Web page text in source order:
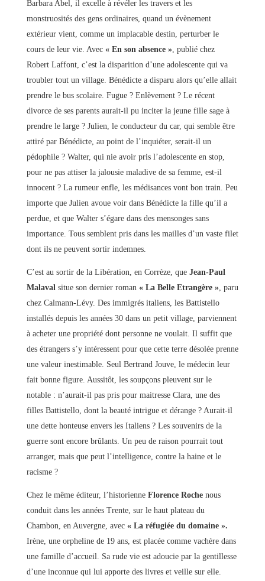
Barbara Abel, il excelle à révéler les travers et les
monstruosités des gens ordinaires, quand un évènement
extérieur vient, comme un implacable destin, perturber le
cours de leur vie. Avec « En son absence », publié chez
Robert Laffont, c’est la disparition d’une adolescente qui va
troubler tout un village. Bénédicte a disparu alors qu’elle allait
prendre le bus scolaire. Fugue ? Enlèvement ? Le récent
divorce de ses parents aurait-il pu inciter la jeune fille sage à
prendre le large ? Julien, le conducteur du car, qui semble être
attiré par Bénédicte, au point de l’inquiéter, serait-il un
pédophile ? Walter, qui nie avoir pris l’adolescente en stop,
pour ne pas attiser la jalousie maladive de sa femme, est-il
innocent ? La rumeur enfle, les médisances vont bon train. Peu
importe que Julien avoue voir dans Bénédicte la fille qu’il a
perdue, et que Walter s’égare dans des mensonges sans
importance. Tous semblent pris dans les mailles d’un vaste filet
dont ils ne peuvent sortir indemnes.
C’est au sortir de la Libération, en Corrèze, que Jean-Paul
Malaval situe son dernier roman « La Belle Etrangère », paru
chez Calmann-Lévy. Des immigrés italiens, les Battistello
installés depuis les années 30 dans un petit village, parviennent
à acheter une propriété dont personne ne voulait. Il suffit que
des étrangers s’y intéressent pour que cette terre désolée prenne
une valeur inestimable. Seul Bertrand Jouve, le médecin leur
fait bonne figure. Aussitôt, les soupçons pleuvent sur le
notable : n’aurait-il pas pris pour maitresse Clara, une des
filles Battistello, dont la beauté intrigue et dérange ? Aurait-il
une dette honteuse envers les Italiens ? Les souvenirs de la
guerre sont encore brûlants. Un peu de raison pourrait tout
arranger, mais que peut l’intelligence, contre la haine et le
racisme ?
Chez le même éditeur, l’historienne Florence Rochenous
conduit dans les années Trente, sur le haut plateau du
Chambon, en Auvergne, avec « La réfugiée du domaine ».
Irène, une orpheline de 19 ans, est placée comme vachère dans
une famille d’accueil. Sa rude vie est adoucie par la gentillesse
d’une inconnue qui lui apporte des livres et veille sur elle.